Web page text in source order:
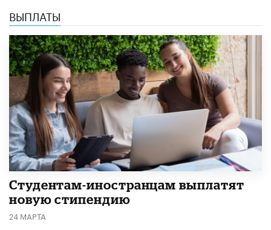
ВЫПЛАТЫ
Студентам-иностранцам выплатят
новую стипендию
24 МАРТА